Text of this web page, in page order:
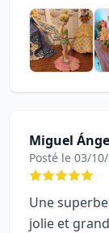
Miguel
Posté le 03/
Une
jolie et